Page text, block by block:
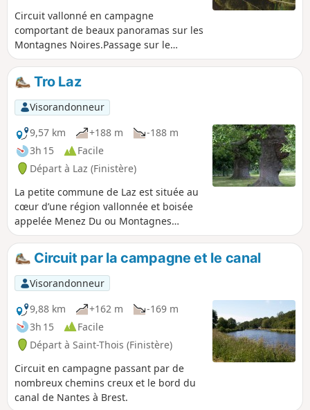
Circuit vallonné en campagne
comportant de beaux panoramas sur les
Montagnes Noires.Passage sur le
contre-halage du canal de Nantes à
Brest. NB : des difficultés m'ont été
signalées entre le (10) et le (11) (voir avis
de mai 2025). Dans ce cas, privilégier le
raccourci indiqué en informations
pratiques.
Tro Laz
Visorandonneur
9,57 km
+188 m
-188 m
3h 15
Facile
Départ à Laz (Finistère)
La petite commune de Laz est située au
cœur d’une région vallonnée et boisée
appelée Menez Du ou Montagnes
Noires. Ce circuit en campagne, marqué
par des crêtes et des éperons rocheux,
offre aussi de superbes panoramas sur
le Bassin de Châteaulin où coule l’Aulne
canalisée et les Monts d’Arrée.
Circuit par la campagne et le canal
Visorandonneur
9,88 km
+162 m
-169 m
3h 15
Facile
Départ à Saint-Thois (Finistère)
Circuit en campagne passant par de
nombreux chemins creux et le bord du
canal de Nantes à Brest.